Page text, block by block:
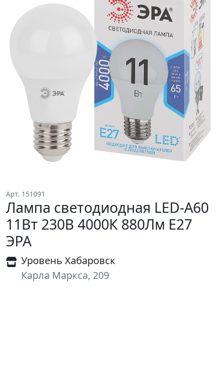
Арт. 151091
Лампа светодиодная LED-A60
11Вт 230В 4000К 880Лм Е27
ЭРА
Уровень Хабаровск
Карла Маркса, 209